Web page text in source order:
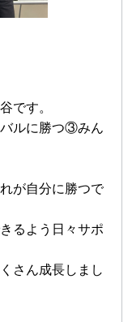
です。
ルに勝つ③みん
が自分に勝つで
るよう日々サポ
さん成長しまし